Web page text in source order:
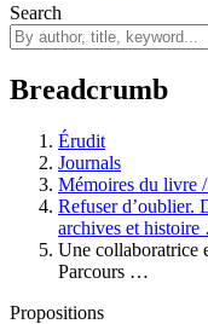
Search
Breadcrumb
Érudit
Journals
Mémoires du livre
Refuser d’oublier.
archives et
Une collaboratrice
Parcours …
Propositions